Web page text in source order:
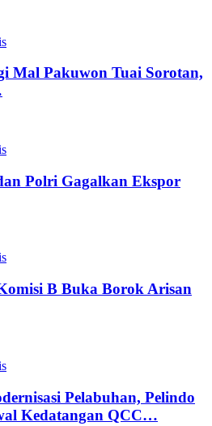
Mal Pakuwon Tuai Sorotan,
Polri Gagalkan Ekspor
B Buka Borok Arisan
Pelabuhan, Pelindo
Kedatangan QCC…